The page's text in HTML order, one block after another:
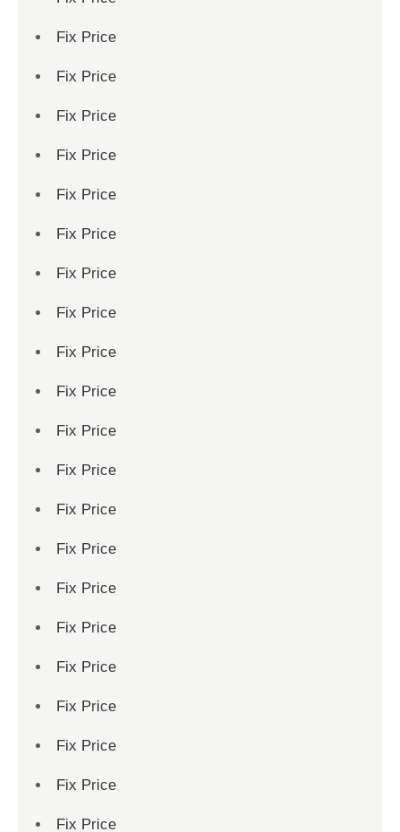
Fix Price
Fix Price
Fix Price
Fix Price
Fix Price
Fix Price
Fix Price
Fix Price
Fix Price
Fix Price
Fix Price
Fix Price
Fix Price
Fix Price
Fix Price
Fix Price
Fix Price
Fix Price
Fix Price
Fix Price
Fix Price